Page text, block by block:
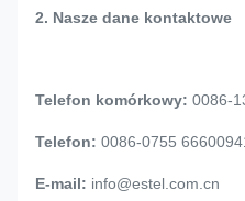
2. Nasze dane kontaktowe
Telefon komórkowy: 0086-
Telefon: 0086-0755
E-mail: info@estel.com.cn